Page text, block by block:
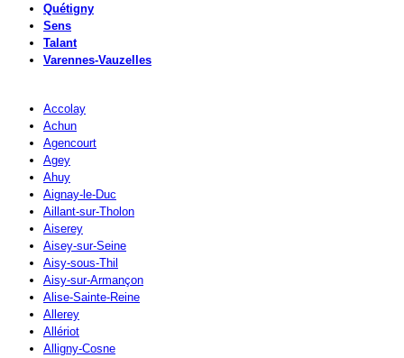
Quétigny
Sens
Talant
Varennes-Vauzelles
Accolay
Achun
Agencourt
Agey
Ahuy
Aignay-le-Duc
Aillant-sur-Tholon
Aiserey
Aisey-sur-Seine
Aisy-sous-Thil
Aisy-sur-Armançon
Alise-Sainte-Reine
Allerey
Allériot
Alligny-Cosne